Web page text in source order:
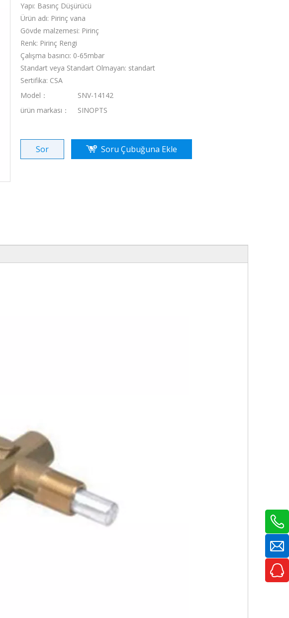
Yapı: Basınç Düşürücü
Ürün adı: Pirinç vana
Gövde malzemesi: Pirinç
Renk: Pirinç Rengi
Çalışma basıncı: 0-65mbar
Standart veya Standart Olmayan: standart
Sertifika: CSA
Model：
SNV-14142
ürün markası：
SINOPTS
Sor Soru Çubuğuna Ekle